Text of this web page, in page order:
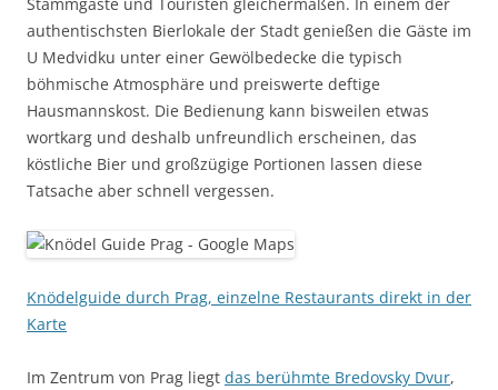
authentischsten Bierlokale der Stadt genießen die Gäste im
U Medvidku unter einer Gewölbedecke die typisch
böhmische Atmosphäre und preiswerte deftige
Hausmannskost. Die Bedienung kann bisweilen etwas
wortkarg und deshalb unfreundlich erscheinen, das
köstliche Bier und großzügige Portionen lassen diese
Tatsache aber schnell vergessen.
Knödelguide durch Prag, einzelne Restaurants direkt in der
Karte
Im Zentrum von Prag liegt das berühmte Bredovsky Dvur,